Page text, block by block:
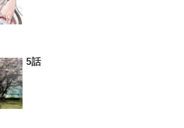
5話